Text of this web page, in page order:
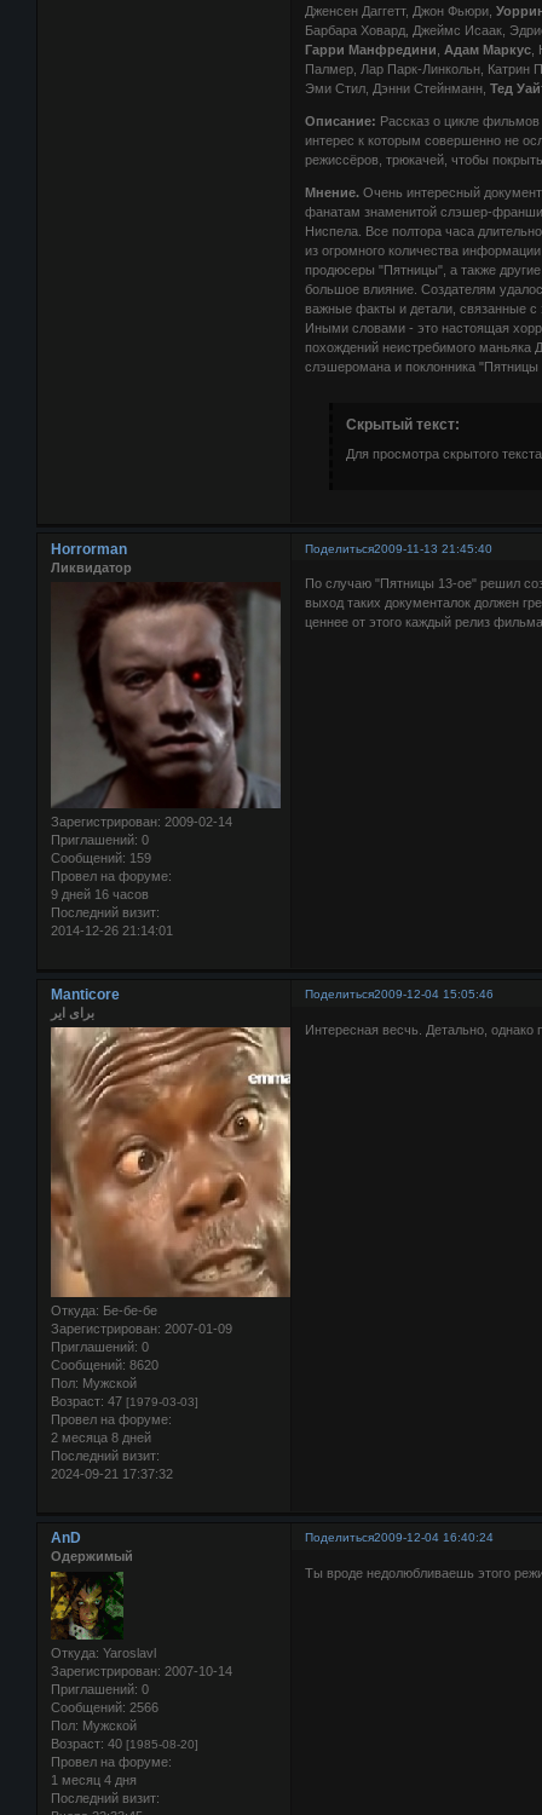
Дженсен Даггетт, Джон Фьюри,
Барбара Ховард, Джеймс Исаак,
Гарри Манфредини
Адам Маркус
Палмер, Лар Парк-Линкольн,
Эми Стил, Дэнни Стейнманн,Тед
Описание: Рассказ о цикле
интерес к которым совершенно не
режиссёров, трюкачей, чтобы
Мнение. Очень интересный
фанатам знаменитой слэшер-
Ниспела. Все полтора часа
из огромного количества
продюсеры "Пятницы", а также
большое влияние. Создателям
важные факты и детали, связанные
Иными словами - это настоящая
похождений неистребимого маньяка
слэшеромана и поклонника
Скрытый текст:
Для просмотра скрытого
Поделиться2009-11-13 21:45:40
Horrorman
Ликвидатор
Зарегистрирован: 2009-02-14
Приглашений: 0
Сообщений: 159
Провел на форуме:
9 дней 16 часов
Последний визит:
2014-12-26 21:14:01
По случаю "Пятницы 13-ое" решил
выход таких документалок должен
ценнее от этого каждый релиз
Поделиться2009-12-04 15:05:46
Manticore
برای ایر
Откуда: Бе-бе-бе
Зарегистрирован: 2007-01-09
Приглашений: 0
Сообщений: 8620
Пол: Мужской
Возраст: 47 [1979-03-03]
Провел на форуме:
2 месяца 8 дней
Последний визит:
2024-09-21 17:37:32
Интересная весчь. Детально,
Поделиться2009-12-04 16:40:24
AnD
Одержимый
Откуда: Yaroslavl
Зарегистрирован: 2007-10-14
Приглашений: 0
Сообщений: 2566
Пол: Мужской
Возраст: 40 [1985-08-20]
Провел на форуме:
1 месяц 4 дня
Последний визит:
Ты вроде недолюбливаешь этого